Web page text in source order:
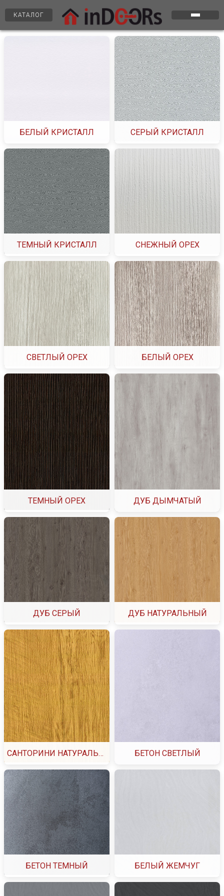
КАТАЛОГ
БЕЛЫЙ КРИСТАЛЛ СЕРЫЙ КРИСТАЛЛ
ТЕМНЫЙ КРИСТАЛЛ СНЕЖНЫЙ ОРЕХ
СВЕТЛЫЙ ОРЕХ БЕЛЫЙ ОРЕХ
ТЕМНЫЙ ОРЕХ ДУБ ДЫМЧАТЫЙ
ДУБ СЕРЫЙ ДУБ НАТУРАЛЬНЫЙ
САНТОРИНИ НАТУРАЛЬНЫЙ БЕТОН СВЕТЛЫЙ
БЕТОН ТЕМНЫЙ БЕЛЫЙ ЖЕМЧУГ